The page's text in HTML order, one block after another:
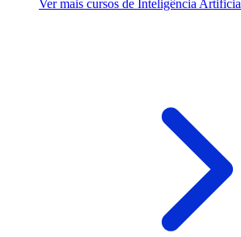
Ver mais cursos de Inteligência Artificial